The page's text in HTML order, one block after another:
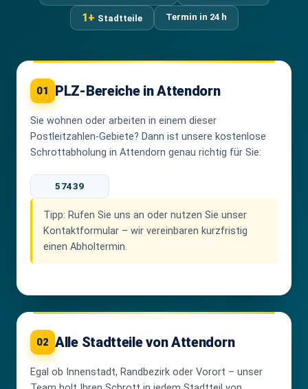
1+ Stadtteile Termin in 24 h
01 PLZ-Bereiche in Attendorn
Sie wohnen oder arbeiten in einem dieser
Postleitzahlen-Gebiete? Dann ist unsere kostenlose
Schrottabholung in Attendorn genau richtig für Sie:
57439
Tipp: Rufen Sie uns an oder nutzen Sie unser
Kontaktformular – wir vereinbaren kurzfristig
einen Abholtermin.
02 Alle Stadtteile von Attendorn
Egal ob Innenstadt, Randbezirk oder Vorort – unser